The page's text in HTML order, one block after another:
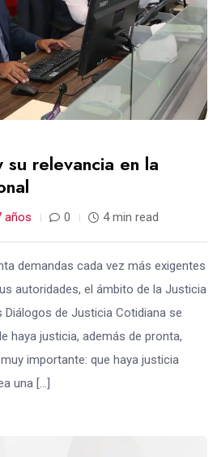
su relevancia en la
años 0 4 min read
demandas cada vez más exigentes
autoridades, el ámbito de la Justicia
de Justicia Cotidiana se
haya justicia, además de pronta,
importante: que haya justicia
una […]